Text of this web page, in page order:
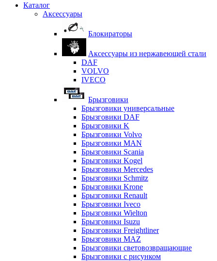
Каталог
Аксессуары
Блокираторы
Аксессуары из нержавеющей стали
DAF
VOLVO
IVECO
Брызговики
Брызговики универсальные
Брызговики DAF
Брызговики K
Брызговики Volvo
Брызговики MAN
Брызговики Scania
Брызговики Kogel
Брызговики Mercedes
Брызговики Schmitz
Брызговики Krone
Брызговики Renault
Брызговики Iveco
Брызговики Wielton
Брызговики Isuzu
Брызговики Freightliner
Брызговики MAZ
Брызговики световозвращающие
Брызговики с рисунком